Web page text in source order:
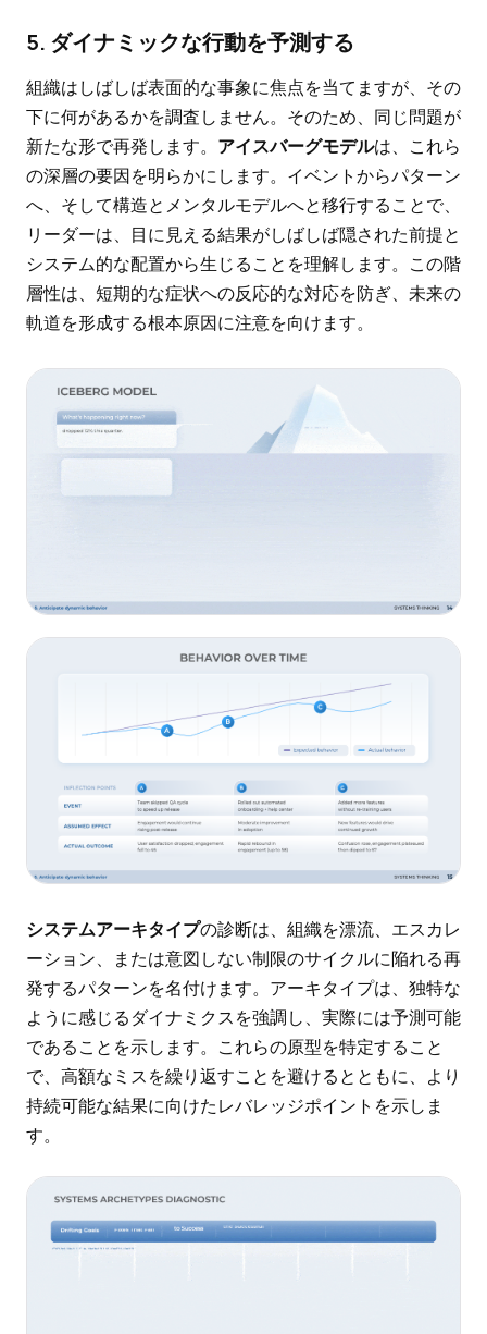
5. ダイナミックな行動を予測する
組織はしばしば表面的な事象に焦点を当てますが、その
下に何があるかを調査しません。そのため、同じ問題が
新たな形で再発します。 アイスバーグモデルは、これら
の深層の要因を明らかにします。イベントからパターン
へ、そして構造とメンタルモデルへと移行することで、
リーダーは、目に見える結果がしばしば隠された前提と
システム的な配置から生じることを理解します。この階
層性は、短期的な症状への反応的な対応を防ぎ、未来の
軌道を形成する根本原因に注意を向けます。
システムアーキタイプの診断は、組織を漂流、エスカレ
ーション、または意図しない制限のサイクルに陥れる再
発するパターンを名付けます。アーキタイプは、独特な
ように感じるダイナミクスを強調し、実際には予測可能
であることを示します。これらの原型を特定すること
で、高額なミスを繰り返すことを避けるとともに、より
持続可能な結果に向けたレバレッジポイントを示しま
す。